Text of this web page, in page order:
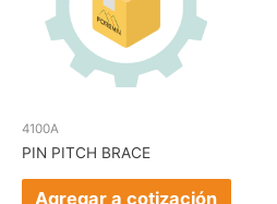
4100A
PIN PITCH BRACE
Agregar a cotización